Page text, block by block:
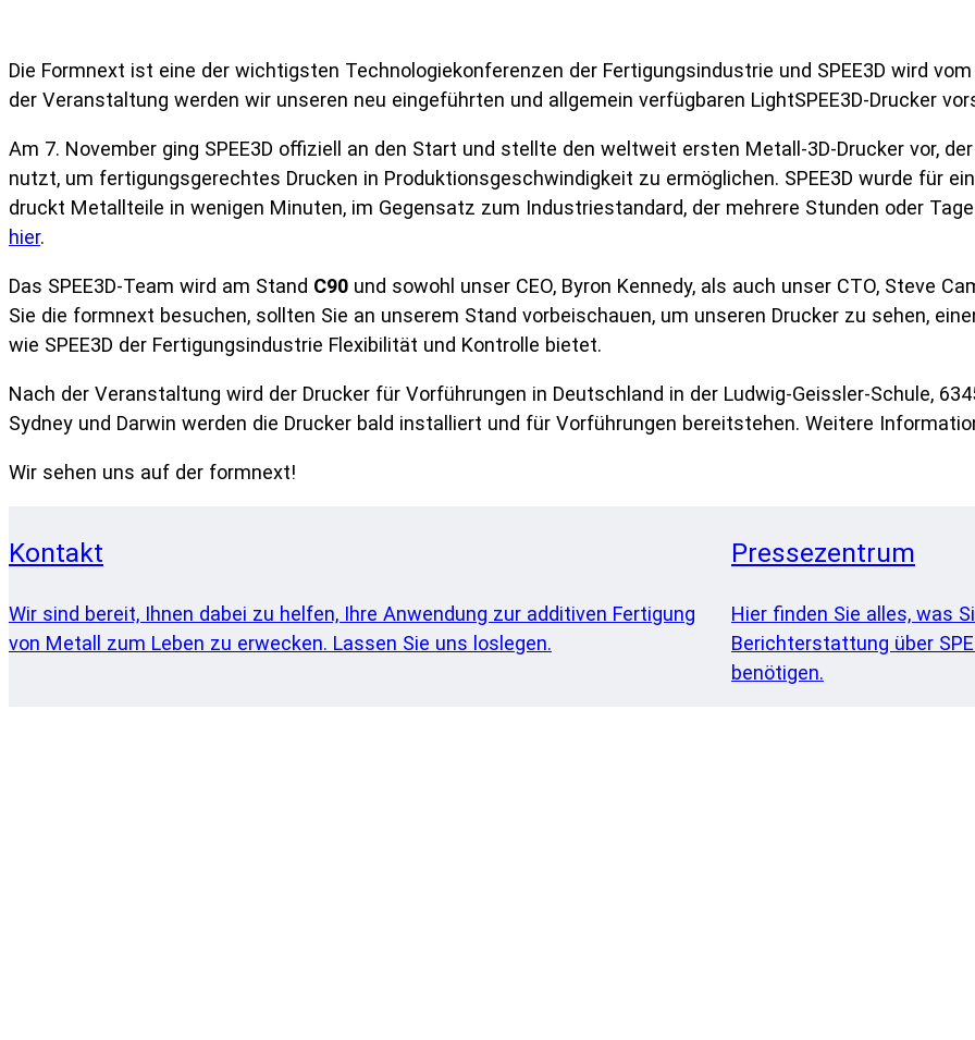
Die Formnext ist eine der wichtigsten Technologiekonferenzen der Fertigungsindustrie und SPEE3D wird
der Veranstaltung werden wir unseren neu eingeführten und allgemein verfügbaren LightSPEE3D-Drucker
Am 7. November ging SPEE3D offiziell an den Start und stellte den weltweit ersten Metall-3D-Drucker vor,
nutzt, um fertigungsgerechtes Drucken in Produktionsgeschwindigkeit zu ermöglichen. SPEE3D wurde für
druckt Metallteile in wenigen Minuten, im Gegensatz zum Industriestandard, der mehrere Stunden oder
hier.
Das SPEE3D-Team wird am Stand C90 und sowohl unser CEO, Byron Kennedy, als auch unser CTO, Steve
Sie die formnext besuchen, sollten Sie an unserem Stand vorbeischauen, um unseren Drucker zu sehen,
wie SPEE3D der Fertigungsindustrie Flexibilität und Kontrolle bietet.
Nach der Veranstaltung wird der Drucker für Vorführungen in Deutschland in der Ludwig-Geissler-Schule,
Sydney und Darwin werden die Drucker bald installiert und für Vorführungen bereitstehen. Weitere
Wir sehen uns auf der formnext!
Kontakt
Wir sind bereit, Ihnen dabei zu helfen, Ihre Anwendung zur additiven Fertigung
von Metall zum Leben zu erwecken. Lassen Sie uns loslegen.
Pressezentrum
Hier finden Sie alles, was
Berichterstattung über
benötigen.